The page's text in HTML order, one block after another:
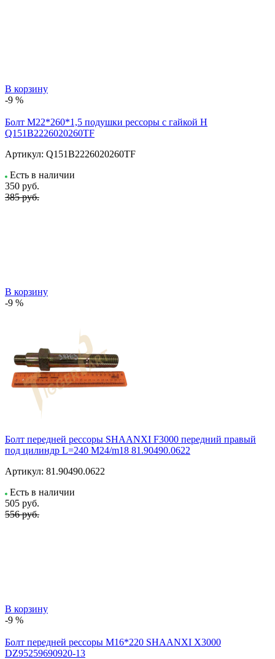
В корзину
-9 %
Болт М22*260*1,5 подушки рессоры с гайкой H
Q151В2226020260TF
Артикул: Q151B2226020260TF
Есть в наличии
350 руб.
385 руб.
В корзину
-9 %
Болт передней рессоры SHAANXI F3000 передний правый
под цилиндр L=240 M24/m18 81.90490.0622
Артикул: 81.90490.0622
Есть в наличии
505 руб.
556 руб.
В корзину
-9 %
Болт передней рессоры М16*220 SHAANXI X3000
DZ95259690920-13